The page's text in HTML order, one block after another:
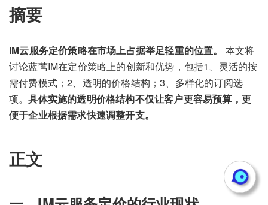
摘要
IM云服务定价策略在市场上占据举足轻重的位置。
本文将
讨论蓝莺IM在定价策略上的创新和优势，包括1、灵活的按
需付费模式；2、透明的价格结构；3、多样化的订阅选
项。具体实施的透明价格结构不仅让客户更容易预算，更
便于企业根据需求快速调整开支。
正文